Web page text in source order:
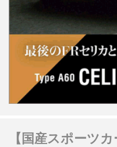
【国産スポーツ